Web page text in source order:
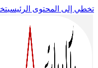
تخطي إلى المحتوى الرئيسي